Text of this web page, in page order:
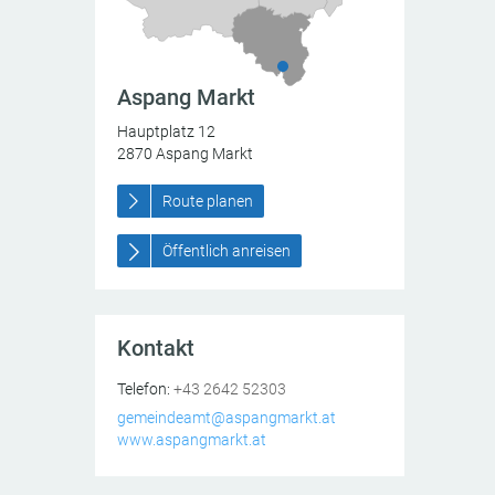
Aspang Markt
Aspang Markt
Hauptplatz 12
2870 Aspang Markt
Route planen
Öffentlich anreisen
Kontakt
Aspang Markt
Hauptplatz 12
2870 Aspang Markt
AT
Telefon: +43 2642 52303
gemeindeamt@aspangmarkt.at
www.aspangmarkt.at